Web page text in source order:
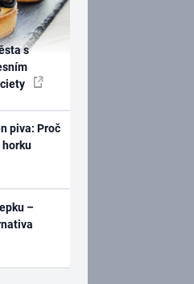
s
piva: Proč
horku
–